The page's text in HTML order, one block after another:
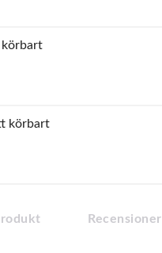
körbart
körbart
Recensioner